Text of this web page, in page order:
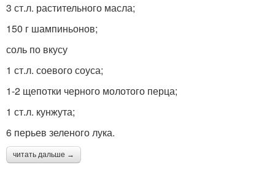
3 ст.л. растительного масла;
150 г шампиньонов;
соль по вкусу
1 ст.л. соевого соуса;
1-2 щепотки черного молотого перца;
1 ст.л. кунжута;
6 перьев зеленого лука.
читать дальше →